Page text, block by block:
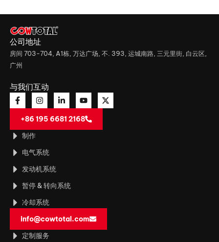
公司地址
房间 703-704, A1栋, 万达广场, 不. 393, 运城南路, 三元里街, 白云区,
广州
与我们互动
+86 195 6681 2168
制作
电气系统
发动机系统
暂停 & 转向系统
冷却系统
info@cowtotal.com
定制服务